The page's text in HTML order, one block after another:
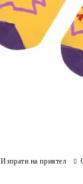
Изпрати на приятел